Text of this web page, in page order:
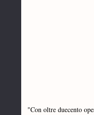
"Con oltre duecento